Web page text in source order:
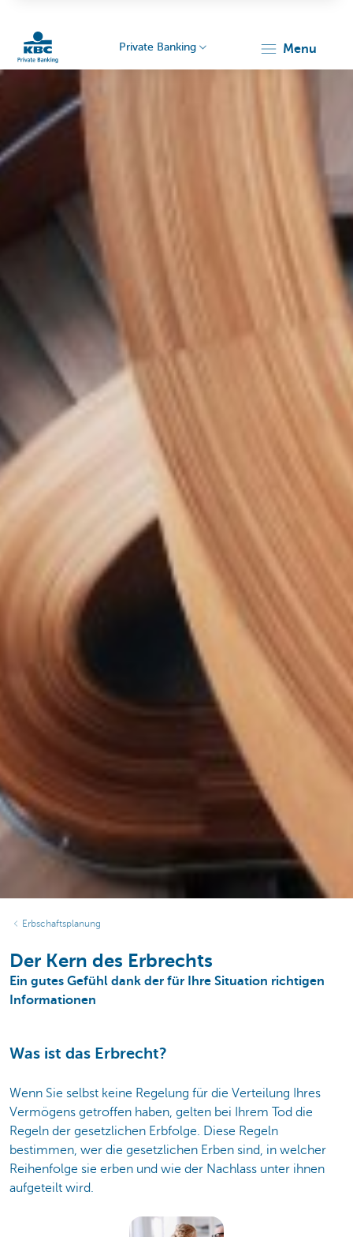
Private Banking menu
Erbschaftsplanung
Der Kern des Erbrechts
Ein gutes Gefühl dank der für Ihre Situation richtigen
Informationen
Was ist das Erbrecht?
Wenn Sie selbst keine Regelung für die Verteilung Ihres
Vermögens getroffen haben, gelten bei Ihrem Tod die
Regeln der gesetzlichen Erbfolge. Diese Regeln
bestimmen, wer die gesetzlichen Erben sind, in welcher
Reihenfolge sie erben und wie der Nachlass unter ihnen
aufgeteilt wird.